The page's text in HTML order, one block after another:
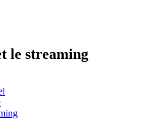
le streaming